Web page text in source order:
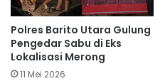
Polres Barito Utara Gulung
Pengedar Sabu di Eks
Lokalisasi Merong
11 Mei 2026